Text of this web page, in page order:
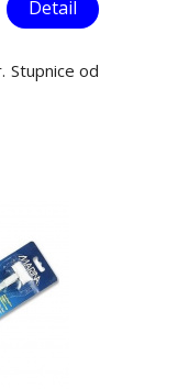
Detail
Stupnice od